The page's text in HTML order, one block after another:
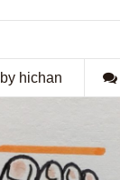
by hichan